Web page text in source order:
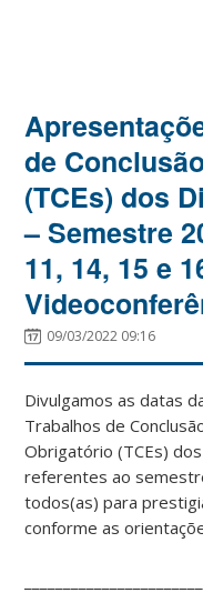
de
(TCEs) dos
– Semestre
11, 14, 15 e
09/03/2022 09:16
Divulgamos as datas
Trabalhos de
Obrigatório (TCEs)
referentes ao
todos(as) para
conforme as